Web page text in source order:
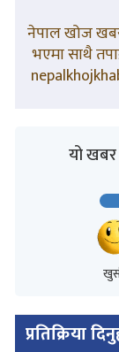
नेपाल खोज
भएमा साथै
यो
प्रतिक्रिया